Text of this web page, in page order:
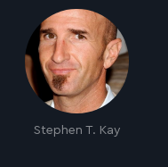
Stephen T. Kay